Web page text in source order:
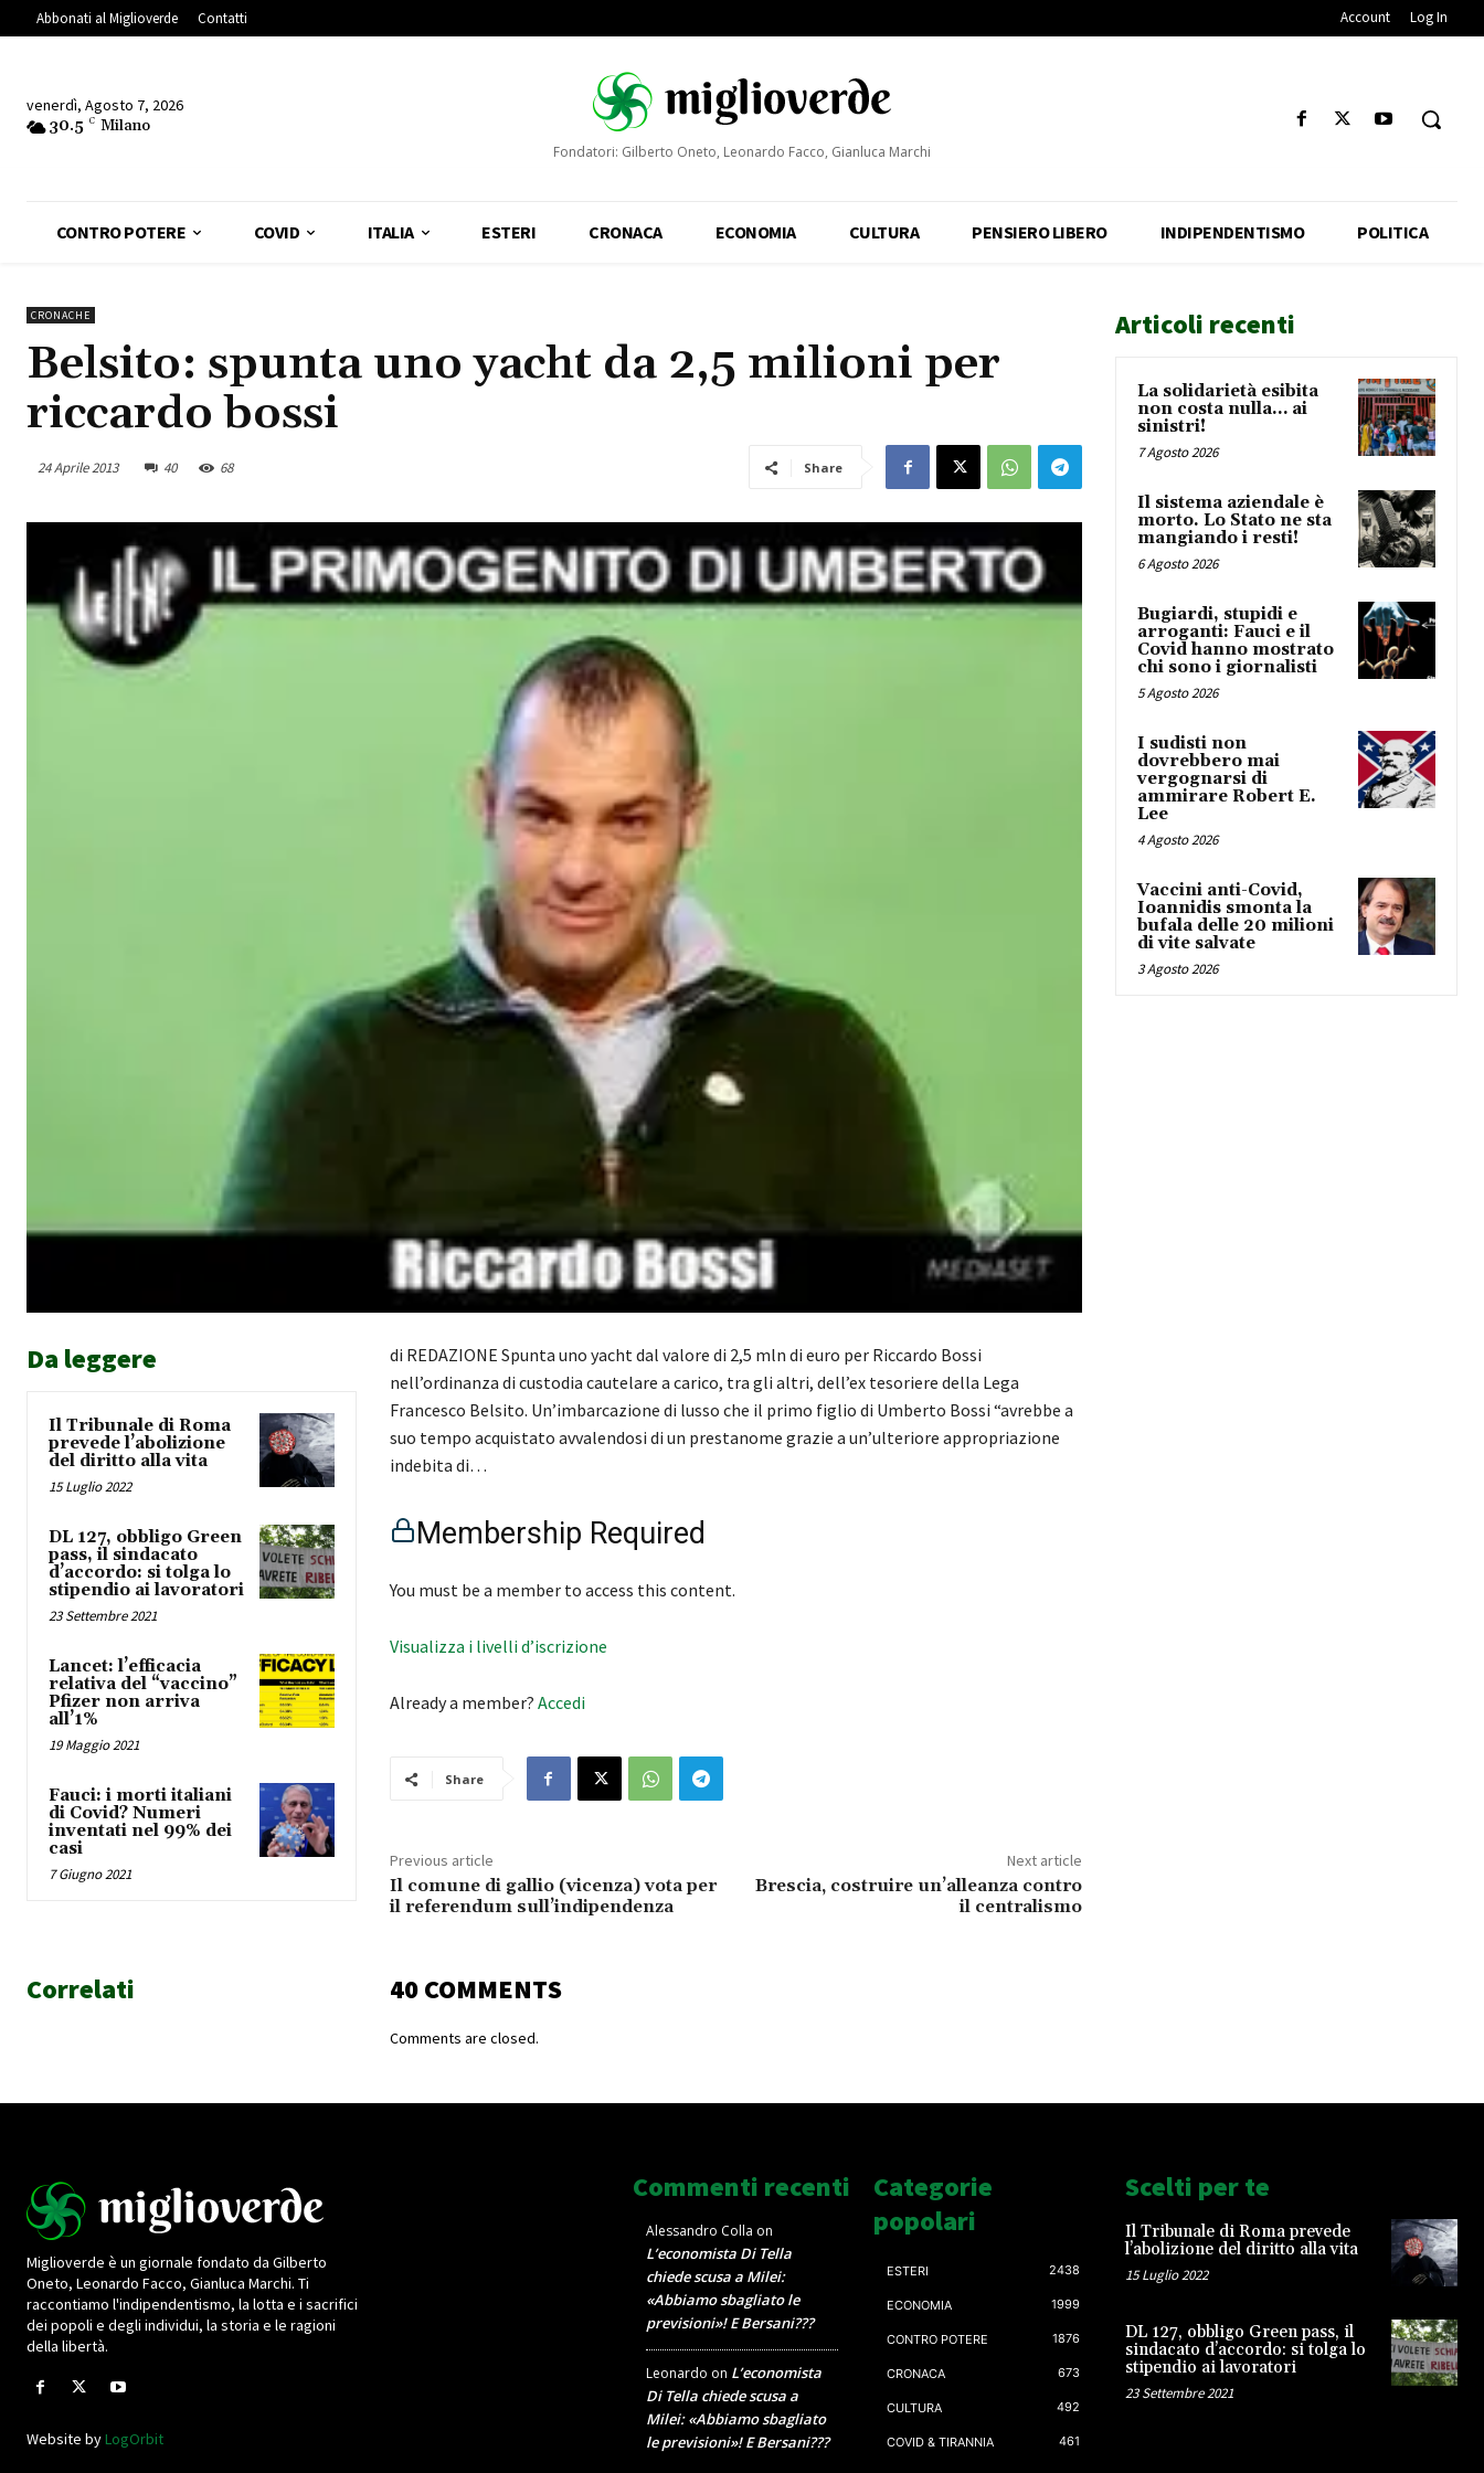
Abbonati al Miglioverde Contatti Account Log In
venerdì, Agosto 7, 2026
30.5 C Milano
Fondatori: Gilberto Oneto, Leonardo Facco, Gianluca Marchi
CONTRO POTERE COVID ITALIA ESTERI CRONACA ECONOMIA CULTURA PENSIERO LIBERO INDIPENDENTISMO POLITICA
CRONACHE
Belsito: spunta uno yacht da 2,5 milioni per
riccardo bossi
24 Aprile 2013 40 68 Share
Da leggere
Il Tribunale di Roma
prevede l’abolizione
del diritto alla vita
15 Luglio 2022
DL 127, obbligo Green
pass, il sindacato
d’accordo: si tolga lo
stipendio ai lavoratori
23 Settembre 2021
Lancet: l’efficacia
relativa del “vaccino”
Pfizer non arriva
all’1%
19 Maggio 2021
Fauci: i morti italiani
di Covid? Numeri
inventati nel 99% dei
casi
7 Giugno 2021
di REDAZIONE Spunta uno yacht dal valore di 2,5 mln di euro per Riccardo Bossi
nell’ordinanza di custodia cautelare a carico, tra gli altri, dell’ex tesoriere della Lega
Francesco Belsito. Un’imbarcazione di lusso che il primo figlio di Umberto Bossi “avrebbe a
suo tempo acquistato avvalendosi di un prestanome grazie a un’ulteriore appropriazione
indebita di…
Membership Required
You must be a member to access this content.
Visualizza i livelli d’iscrizione
Already a member? Accedi
Share
Previous article
Il comune di gallio (vicenza) vota per
il referendum sull’indipendenza
Next article
Brescia, costruire un’alleanza contro
il centralismo
Correlati 40 COMMENTS
Comments are closed.
Articoli recenti
La solidarietà esibita
non costa nulla… ai
sinistri!
7 Agosto 2026
Il sistema aziendale è
morto. Lo Stato ne sta
mangiando i resti!
6 Agosto 2026
Bugiardi, stupidi e
arroganti: Fauci e il
Covid hanno mostrato
chi sono i giornalisti
5 Agosto 2026
I sudisti non
dovrebbero mai
vergognarsi di
ammirare Robert E.
Lee
4 Agosto 2026
Vaccini anti-Covid,
Ioannidis smonta la
bufala delle 20 milioni
di vite salvate
3 Agosto 2026
Miglioverde è un giornale fondato da Gilberto
Oneto, Leonardo Facco, Gianluca Marchi. Ti
raccontiamo l'indipendentismo, la lotta e i sacrifici
dei popoli e degli individui, la storia e le ragioni
della libertà.
Website byLogOrbit
Commenti recenti
Alessandro Colla on
L’economista Di Tella
chiede scusa a Milei:
«Abbiamo sbagliato le
previsioni»! E Bersani???
Leonardo on L’economista
Di Tella chiede scusa a
Milei: «Abbiamo sbagliato
le previsioni»! E Bersani???
Categorie
popolari
ESTERI 2438
ECONOMIA 1999
CONTRO POTERE 1876
CRONACA 673
CULTURA 492
COVID & TIRANNIA 461
Scelti per te
Il Tribunale di Roma prevede
l’abolizione del diritto alla vita
15 Luglio 2022
DL 127, obbligo Green pass, il
sindacato d’accordo: si tolga lo
stipendio ai lavoratori
23 Settembre 2021